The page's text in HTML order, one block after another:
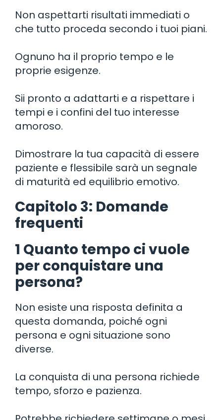
Non aspettarti risultati immediati o
che tutto proceda secondo i tuoi piani.
Ognuno ha il proprio tempo e le
proprie esigenze.
Sii pronto a adattarti e a rispettare i
tempi e i confini del tuo interesse
amoroso.
Dimostrare la tua capacità di essere
paziente e flessibile sarà un segnale
di maturità ed equilibrio emotivo.
Capitolo 3: Domande
frequenti
1 Quanto tempo ci vuole
per conquistare una
persona?
Non esiste una risposta definita a
questa domanda, poiché ogni
persona e ogni situazione sono
diverse.
La conquista di una persona richiede
tempo, sforzo e pazienza.